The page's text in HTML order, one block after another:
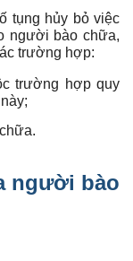
tụng hủy bỏ việc
người bào chữa,
trường hợp:
trường hợp quy
người bào